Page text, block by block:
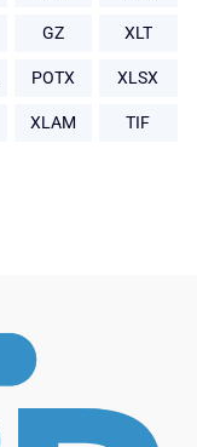
GZ XLT
POTX XLSX
XLAM TIF